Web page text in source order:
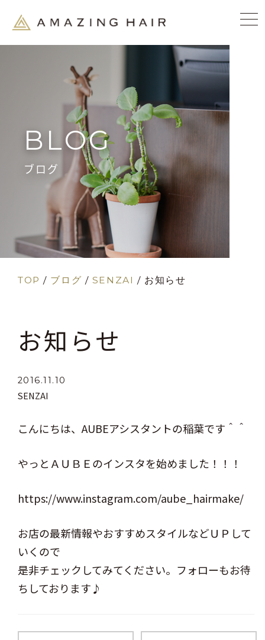
BLOG
ブログ
TOP / ブログ / SENZAI / お知らせ
お知らせ
2016.11.10
SENZAI
こんにちは、AUBEアシスタントの稲葉です＾＾
やっとＡＵＢＥのインスタを始めました！！！
https://www.instagram.com/aube_hairmake/
お店の最新情報やおすすめスタイルなどＵＰして
いくので
是非チェックしてみてください。フォローもお待
ちしております♪